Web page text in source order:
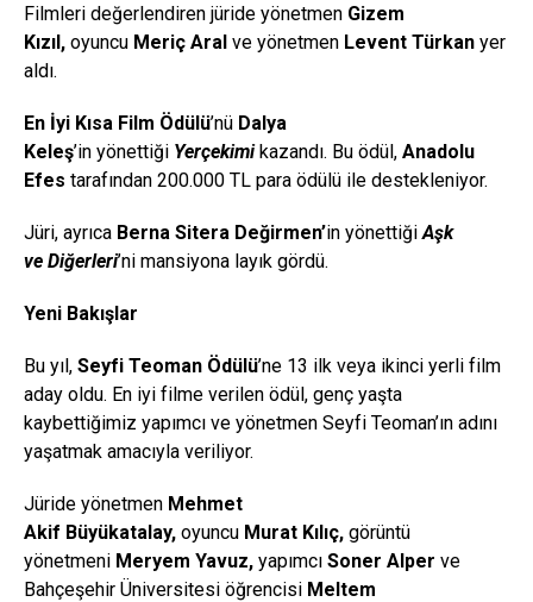
Filmleri değerlendiren jüride yönetmen Gizem
Kızıl, oyuncu Meriç Aral ve yönetmen Levent Türkan yer
aldı.
En İyi Kısa Film Ödülü’nü Dalya
Keleş’in yönettiği Yerçekimi kazandı. Bu ödül, Anadolu
Efes tarafından 200.000 TL para ödülü ile destekleniyor.
Jüri, ayrıca Berna Sitera Değirmen’in yönettiğiAşk
ve Diğerleri’ni mansiyona layık gördü.
Yeni Bakışlar
Bu yıl, Seyfi Teoman Ödülü’ne 13 ilk veya ikinci yerli film
aday oldu. En iyi filme verilen ödül, genç yaşta
kaybettiğimiz yapımcı ve yönetmen Seyfi Teoman’ın adını
yaşatmak amacıyla veriliyor.
Jüride yönetmen Mehmet
Akif Büyükatalay, oyuncu Murat Kılıç, görüntü
yönetmeni Meryem Yavuz, yapımcı Soner Alper ve
Bahçeşehir Üniversitesi öğrencisi Meltem